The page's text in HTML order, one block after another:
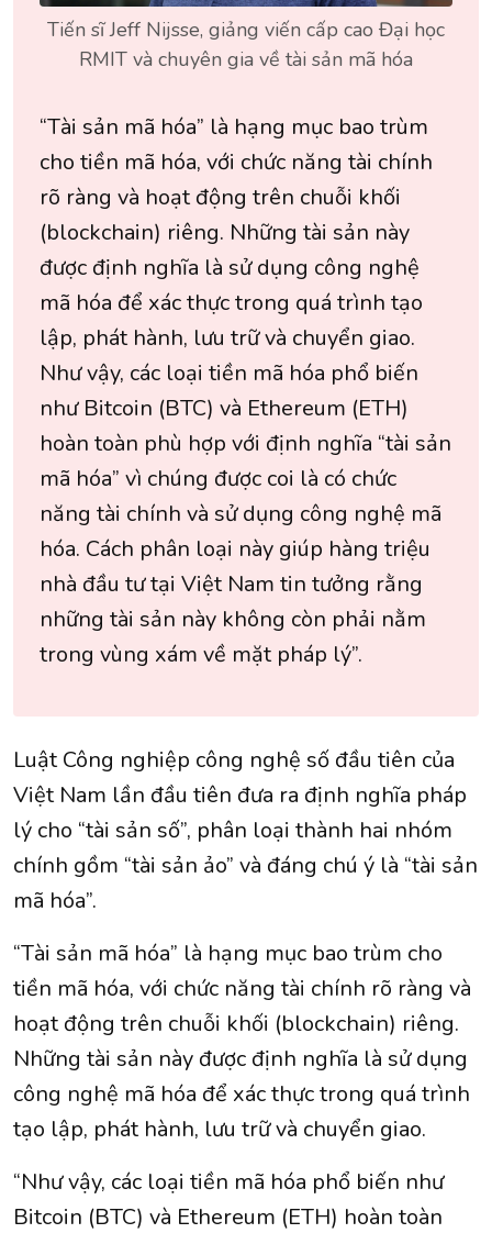
Tiến sĩ Jeff Nijsse, giảng viến cấp cao Đại học
RMIT và chuyên gia về tài sản mã hóa
“Tài sản mã hóa” là hạng mục bao trùm
cho tiền mã hóa, với chức năng tài chính
rõ ràng và hoạt động trên chuỗi khối
(blockchain) riêng. Những tài sản này
được định nghĩa là sử dụng công nghệ
mã hóa để xác thực trong quá trình tạo
lập, phát hành, lưu trữ và chuyển giao.
Như vậy, các loại tiền mã hóa phổ biến
như Bitcoin (BTC) và Ethereum (ETH)
hoàn toàn phù hợp với định nghĩa “tài sản
mã hóa” vì chúng được coi là có chức
năng tài chính và sử dụng công nghệ mã
hóa. Cách phân loại này giúp hàng triệu
nhà đầu tư tại Việt Nam tin tưởng rằng
những tài sản này không còn phải nằm
trong vùng xám về mặt pháp lý”.
Luật Công nghiệp công nghệ số đầu tiên của
Việt Nam lần đầu tiên đưa ra định nghĩa pháp
lý cho “tài sản số”, phân loại thành hai nhóm
chính gồm “tài sản ảo” và đáng chú ý là “tài sản
mã hóa”.
“Tài sản mã hóa” là hạng mục bao trùm cho
tiền mã hóa, với chức năng tài chính rõ ràng và
hoạt động trên chuỗi khối (blockchain) riêng.
Những tài sản này được định nghĩa là sử dụng
công nghệ mã hóa để xác thực trong quá trình
tạo lập, phát hành, lưu trữ và chuyển giao.
“Như vậy, các loại tiền mã hóa phổ biến như
Bitcoin (BTC) và Ethereum (ETH) hoàn toàn